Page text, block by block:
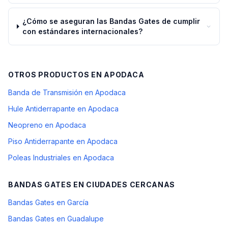
¿Cómo se aseguran las Bandas Gates de cumplir
con estándares internacionales?
OTROS PRODUCTOS EN APODACA
Banda de Transmisión en Apodaca
Hule Antiderrapante en Apodaca
Neopreno en Apodaca
Piso Antiderrapante en Apodaca
Poleas Industriales en Apodaca
BANDAS GATES EN CIUDADES CERCANAS
Bandas Gates en García
Bandas Gates en Guadalupe